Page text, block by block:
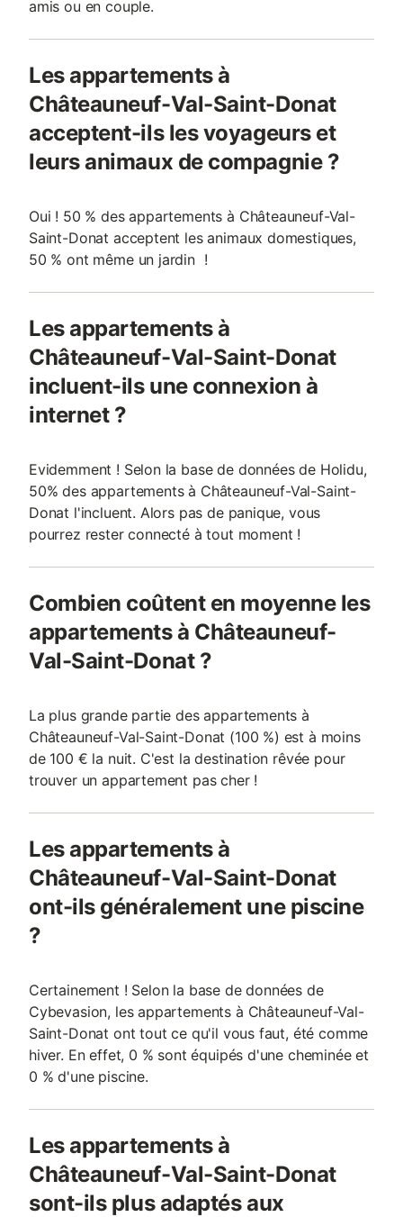
amis ou en couple.
Les appartements à
Châteauneuf-Val-Saint-Donat
acceptent-ils les voyageurs et
leurs animaux de compagnie ?
Oui ! 50 % des appartements à Châteauneuf-Val-
Saint-Donat acceptent les animaux domestiques,
50 % ont même un jardin !
Les appartements à
Châteauneuf-Val-Saint-Donat
incluent-ils une connexion à
internet ?
Evidemment ! Selon la base de données de Holidu,
50% des appartements à Châteauneuf-Val-Saint-
Donat l'incluent. Alors pas de panique, vous
pourrez rester connecté à tout moment !
Combien coûtent en moyenne les
appartements à Châteauneuf-
Val-Saint-Donat ?
La plus grande partie des appartements à
Châteauneuf-Val-Saint-Donat (100 %) est à moins
de 100 € la nuit. C'est la destination rêvée pour
trouver un appartement pas cher !
Les appartements à
Châteauneuf-Val-Saint-Donat
ont-ils généralement une piscine
?
Certainement ! Selon la base de données de
Cybevasion, les appartements à Châteauneuf-Val-
Saint-Donat ont tout ce qu'il vous faut, été comme
hiver. En effet, 0 % sont équipés d'une cheminée et
0 % d'une piscine.
Les appartements à
Châteauneuf-Val-Saint-Donat
sont-ils plus adaptés aux